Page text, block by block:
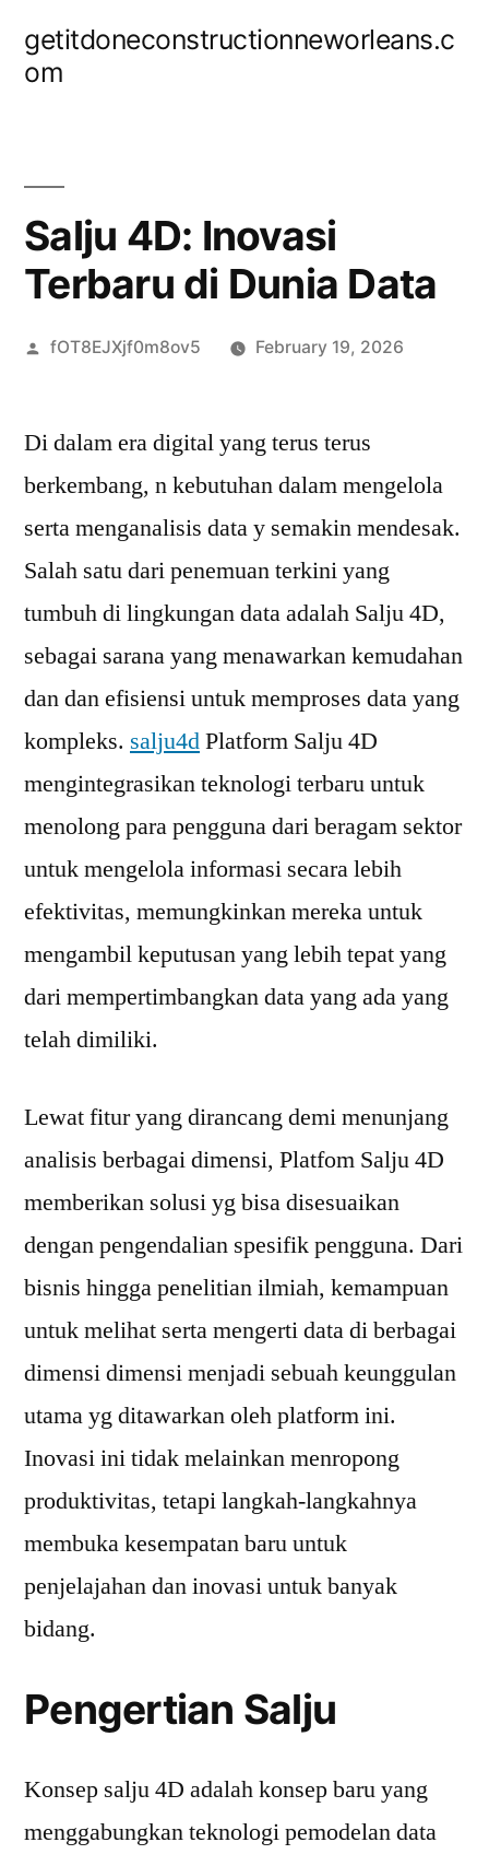
getitdoneconstructionneworleans.c
om
Salju 4D: Inovasi
Terbaru di Dunia Data
Posted
fOT8EJXjf0m8ov5 February 19, 2026
Di dalam era digital yang terus terus
berkembang, n kebutuhan dalam mengelola
serta menganalisis data y semakin mendesak.
Salah satu dari penemuan terkini yang
tumbuh di lingkungan data adalah Salju 4D,
sebagai sarana yang menawarkan kemudahan
dan dan efisiensi untuk memproses data yang
kompleks. salju4dPlatform Salju 4D
mengintegrasikan teknologi terbaru untuk
menolong para pengguna dari beragam sektor
untuk mengelola informasi secara lebih
efektivitas, memungkinkan mereka untuk
mengambil keputusan yang lebih tepat yang
dari mempertimbangkan data yang ada yang
telah dimiliki.
Lewat fitur yang dirancang demi menunjang
analisis berbagai dimensi, Platfom Salju 4D
memberikan solusi yg bisa disesuaikan
dengan pengendalian spesifik pengguna. Dari
bisnis hingga penelitian ilmiah, kemampuan
untuk melihat serta mengerti data di berbagai
dimensi dimensi menjadi sebuah keunggulan
utama yg ditawarkan oleh platform ini.
Inovasi ini tidak melainkan menropong
produktivitas, tetapi langkah-langkahnya
membuka kesempatan baru untuk
penjelajahan dan inovasi untuk banyak
bidang.
Pengertian Salju
Konsep salju 4D adalah konsep baru yang
menggabungkan teknologi pemodelan data